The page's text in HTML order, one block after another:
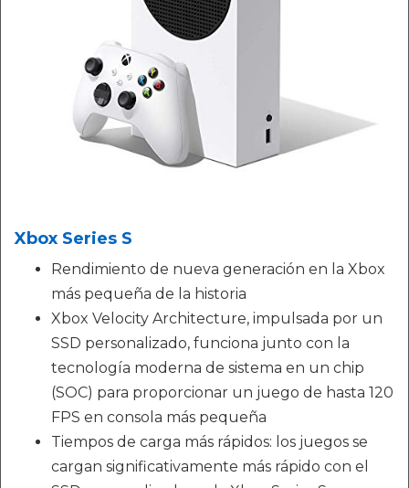
Xbox Series S
Rendimiento de nueva generación en la Xbox
más pequeña de la historia
Xbox Velocity Architecture, impulsada por un
SSD personalizado, funciona junto con la
tecnología moderna de sistema en un chip
(SOC) para proporcionar un juego de hasta 120
FPS en consola más pequeña
Tiempos de carga más rápidos: los juegos se
cargan significativamente más rápido con el